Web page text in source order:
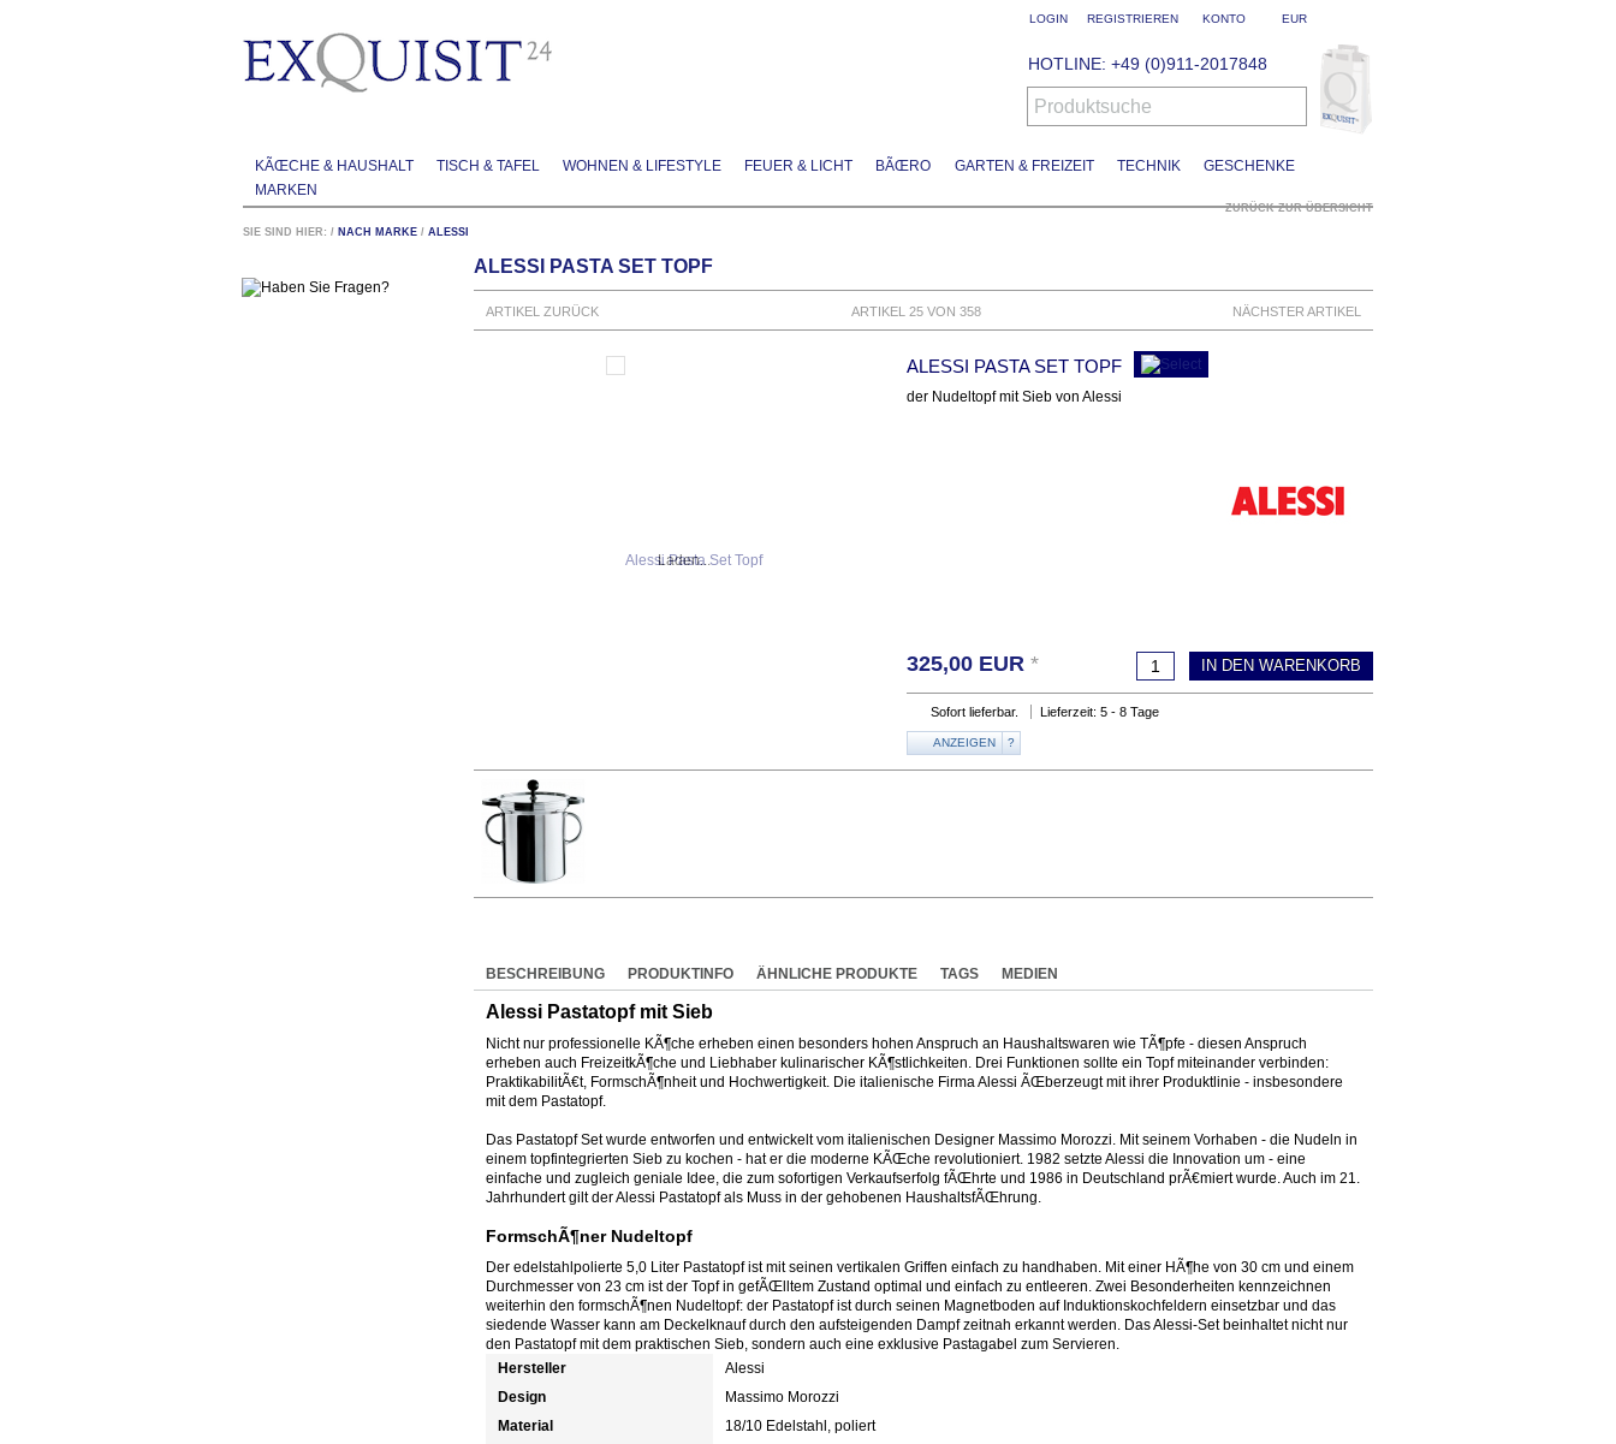
EUR
KONTO
LOGIN REGISTRIEREN
KÃŒCHE & HAUSHALT TISCH & TAFEL WOHNEN & LIFESTYLE FEUER & LICHT BÃŒRO GARTEN & FREIZEIT TECHNIK
GESCHENKE
MARKEN
HOTLINE: +49 (0)911-2017848
Produktsuche
SIE SIND HIER: / NACH MARKE / ALESSI
ZURÜCK ZUR ÜBERSICHT
ALESSI PASTA SET TOPF
ARTIKEL ZURÜCK ARTIKEL 25 VON 358 NÄCHSTER ARTIKEL
Laden...
ALESSI PASTA SET TOPF
der Nudeltopf mit Sieb von Alessi
325,00 EUR * IN DEN WARENKORB
Sofort lieferbar. Lieferzeit: 5 - 8 Tage
ANZEIGEN ?
BESCHREIBUNG PRODUKTINFO ÄHNLICHE PRODUKTE TAGS MEDIEN
Alessi Pastatopf mit Sieb
Nicht nur professionelle KÃ¶che erheben einen besonders hohen Anspruch an Haushaltswaren wie TÃ¶pfe - diesen Anspruch
erheben auch FreizeitkÃ¶che und Liebhaber kulinarischer KÃ¶stlichkeiten. Drei Funktionen sollte ein Topf miteinander verbinden:
PraktikabilitÃ€t, FormschÃ¶nheit und Hochwertigkeit. Die italienische Firma Alessi ÃŒberzeugt mit ihrer Produktlinie - insbesondere
mit dem Pastatopf.
Das Pastatopf Set wurde entworfen und entwickelt vom italienischen Designer Massimo Morozzi. Mit seinem Vorhaben - die Nudeln in
einem topfintegrierten Sieb zu kochen - hat er die moderne KÃŒche revolutioniert. 1982 setzte Alessi die Innovation um - eine
einfache und zugleich geniale Idee, die zum sofortigen Verkaufserfolg fÃŒhrte und 1986 in Deutschland prÃ€miert wurde. Auch im 21.
Jahrhundert gilt der Alessi Pastatopf als Muss in der gehobenen HaushaltsfÃŒhrung.
FormschÃ¶ner Nudeltopf
Der edelstahlpolierte 5,0 Liter Pastatopf ist mit seinen vertikalen Griffen einfach zu handhaben. Mit einer HÃ¶he von 30 cm und einem
Durchmesser von 23 cm ist der Topf in gefÃŒlltem Zustand optimal und einfach zu entleeren. Zwei Besonderheiten kennzeichnen
weiterhin den formschÃ¶nen Nudeltopf: der Pastatopf ist durch seinen Magnetboden auf Induktionskochfeldern einsetzbar und das
siedende Wasser kann am Deckelknauf durch den aufsteigenden Dampf zeitnah erkannt werden. Das Alessi-Set beinhaltet nicht nur
den Pastatopf mit dem praktischen Sieb, sondern auch eine exklusive Pastagabel zum Servieren.
Hersteller
Alessi
Design
Massimo Morozzi
Material
18/10 Edelstahl, poliert